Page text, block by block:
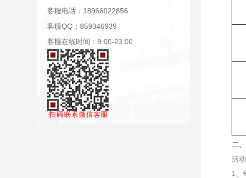
客服电话：18966022856
客服QQ：859346939
客服在线时间：9:00-23:00
二
活
1、